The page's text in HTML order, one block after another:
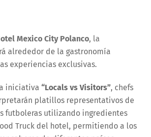
Mexico City Polanco, la
alrededor de la gastronomía
experiencias exclusivas.
iniciativa“Locals vs Visitors”, chefs
platillos representativos de
futboleras utilizando ingredientes
Truck del hotel, permitiendo a los